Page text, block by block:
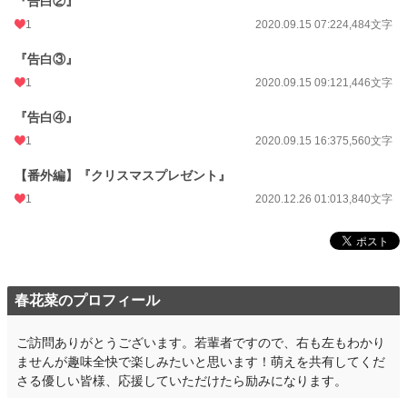
1 2020.09.15 07:224,484文字
『告白③』
1 2020.09.15 09:121,446文字
『告白④』
1 2020.09.15 16:375,560文字
【番外編】『クリスマスプレゼント』
1 2020.12.26 01:013,840文字
春花菜のプロフィール
ご訪問ありがとうございます。若輩者ですので、右も左もわかり
ませんが趣味全快で楽しみたいと思います！萌えを共有してくだ
さる優しい皆様、応援していただけたら励みになります。